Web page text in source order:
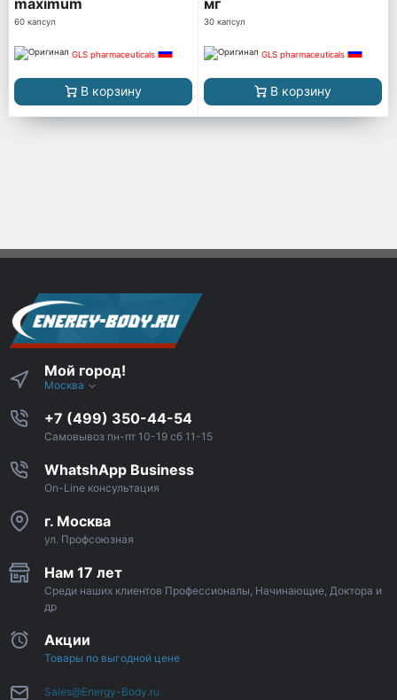
60 капсул
GLS pharmaceuticals
В корзину
30 капсул
GLS pharmaceuticals
В корзину
Мой город!
Москва
+7 (499) 350-44-54
Самовывоз пн-пт 10-19 сб 11-15
WhatshApp Business
On-Line консультация
г. Москва
ул. Профсоюзная
Нам 17 лет
Среди наших клиентов Профессионалы, Начинающие, Доктора и
др
Акции
Товары по выгодной цене
Sales@Energy-Body.ru